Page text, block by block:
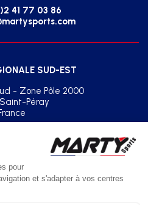
41 77 03 86
SUD-EST
- Zone Pôle 2000
Péray